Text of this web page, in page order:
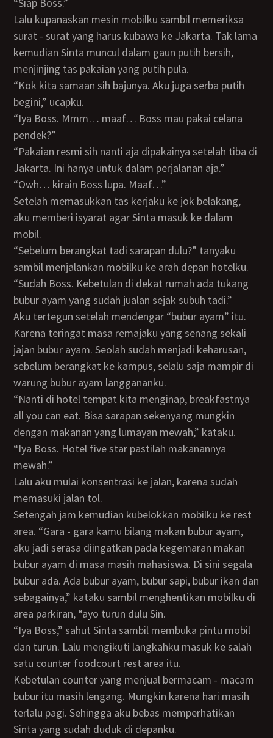
Lalu kupanaskan mesin mobilku sambil memeriksa
surat - surat yang harus kubawa ke Jakarta. Tak lama
kemudian Sinta muncul dalam gaun putih bersih,
menjinjing tas pakaian yang putih pula.
“Kok kita samaan sih bajunya. Aku juga serba putih
begini,” ucapku.
“Iya Boss. Mmm… maaf… Boss mau pakai celana
pendek?”
“Pakaian resmi sih nanti aja dipakainya setelah tiba di
Jakarta. Ini hanya untuk dalam perjalanan aja.”
“Owh… kirain Boss lupa. Maaf…”
Setelah memasukkan tas kerjaku ke jok belakang,
aku memberi isyarat agar Sinta masuk ke dalam
mobil.
“Sebelum berangkat tadi sarapan dulu?” tanyaku
sambil menjalankan mobilku ke arah depan hotelku.
“Sudah Boss. Kebetulan di dekat rumah ada tukang
bubur ayam yang sudah jualan sejak subuh tadi.”
Aku tertegun setelah mendengar “bubur ayam” itu.
Karena teringat masa remajaku yang senang sekali
jajan bubur ayam. Seolah sudah menjadi keharusan,
sebelum berangkat ke kampus, selalu saja mampir di
warung bubur ayam langgananku.
“Nanti di hotel tempat kita menginap, breakfastnya
all you can eat. Bisa sarapan sekenyang mungkin
dengan makanan yang lumayan mewah,” kataku.
“Iya Boss. Hotel five star pastilah makanannya
mewah.”
Lalu aku mulai konsentrasi ke jalan, karena sudah
memasuki jalan tol.
Setengah jam kemudian kubelokkan mobilku ke rest
area. “Gara - gara kamu bilang makan bubur ayam,
aku jadi serasa diingatkan pada kegemaran makan
bubur ayam di masa masih mahasiswa. Di sini segala
bubur ada. Ada bubur ayam, bubur sapi, bubur ikan dan
sebagainya,” kataku sambil menghentikan mobilku di
area parkiran, “ayo turun dulu Sin.
“Iya Boss,” sahut Sinta sambil membuka pintu mobil
dan turun. Lalu mengikuti langkahku masuk ke salah
satu counter foodcourt rest area itu.
Kebetulan counter yang menjual bermacam - macam
bubur itu masih lengang. Mungkin karena hari masih
terlalu pagi. Sehingga aku bebas memperhatikan
Sinta yang sudah duduk di depanku.